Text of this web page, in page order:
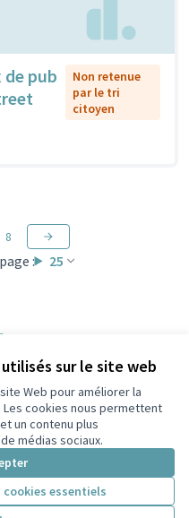
sur le site web
Web pour améliorer la
cookies nous permettent
un contenu plus
médias sociaux.
essentiels
de pub
Non retenue
par le tri
citoyen
: 25
8
sur YouTube
Licence
(Lien